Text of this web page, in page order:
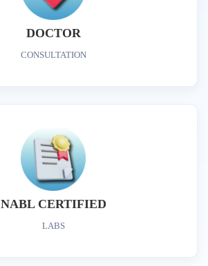
DOCTOR
CONSULTATION
NABL CERTIFIED
LABS